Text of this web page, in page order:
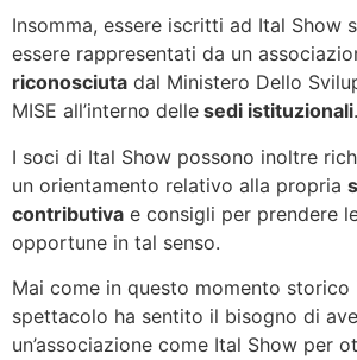
Insomma, essere iscritti ad Ital Show
essere rappresentati da un
riconosciuta dal Ministero Dello
MISE all’interno delle sedi istituzionali.
I soci di Ital Show possono inoltre
un orientamento relativo alla propria
contributiva e consigli per prendere
opportune in tal senso.
Mai come in questo momento
spettacolo ha sentito il bisogno di
un’associazione come Ital Show per